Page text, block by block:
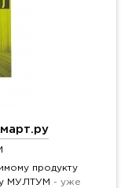
продукту
МУЛТУМ - уже